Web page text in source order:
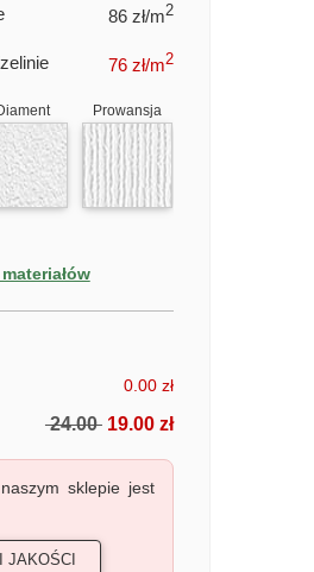
86 zł/m2
76zł/m2
Prowansja
KOTY Z KRESKÓWEK
0.00 zł
24.0019.00 zł
sklepie jest
JAKOŚCI